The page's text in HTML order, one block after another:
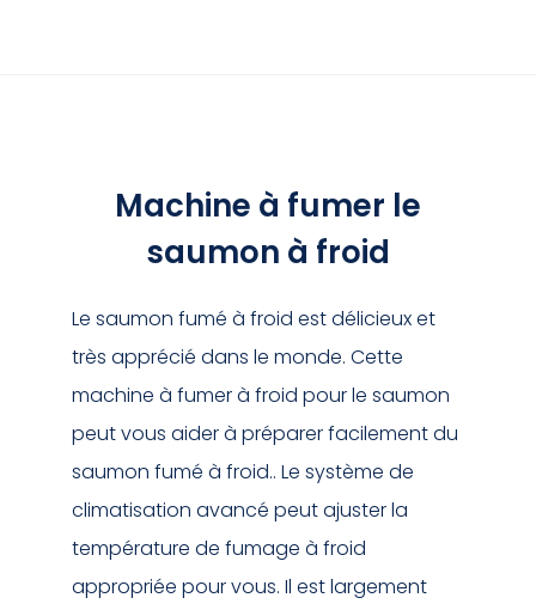
Machine à fumer le
saumon à froid
Le saumon fumé à froid est délicieux et
très apprécié dans le monde. Cette
machine à fumer à froid pour le saumon
peut vous aider à préparer facilement du
saumon fumé à froid.. Le système de
climatisation avancé peut ajuster la
température de fumage à froid
appropriée pour vous. Il est largement